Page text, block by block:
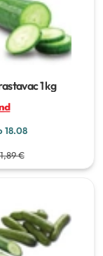
1 kg
18.08
1,89 €